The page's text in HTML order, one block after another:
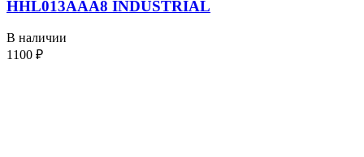
HHL013AAA8 INDUSTRIAL
В наличии
1100 ₽